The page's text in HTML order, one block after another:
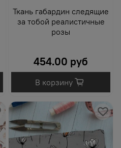
Ткань габардин следящие
за тобой реалистичные
розы
454.00 руб
В корзину